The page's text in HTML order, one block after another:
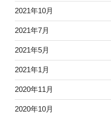
2021年10月
2021年7月
2021年5月
2021年1月
2020年11月
2020年10月